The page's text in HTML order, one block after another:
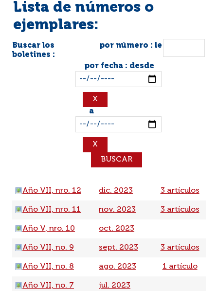
Lista de números o
ejemplares:
Buscar los
boletines :
por número : le
por fecha : desde
a
Año VII, nro. 12 dic. 2023 3 artículos
Año VII, nro. 11 nov. 2023 3 artículos
Año V, nro. 10 oct. 2023
Año VII, no. 9 sept. 2023 3 artículos
Año VII, no. 8 ago. 2023 1 artículo
Año VII, no. 7 jul. 2023